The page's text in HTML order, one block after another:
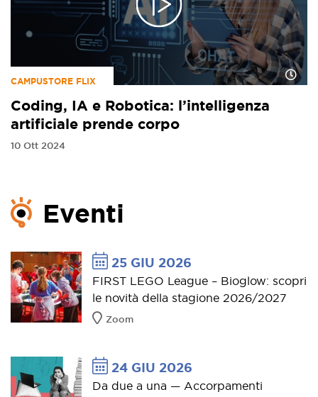
CAMPUSTORE FLIX
Coding, IA e Robotica: l’intelligenza
artificiale prende corpo
10 Ott 2024
Eventi
25 GIU 2026
FIRST LEGO League – Bioglow: scopri
le novità della stagione 2026/2027
Zoom
24 GIU 2026
Da due a una — Accorpamenti